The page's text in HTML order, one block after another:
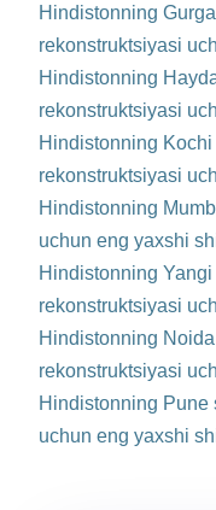
Hindistonning
rekonstruktsiyasi
Hindistonning
rekonstruktsiyasi
Hindistonning
rekonstruktsiyasi
Hindistonning
uchun eng yaxshi
Hindistonning
rekonstruktsiyasi
Hindistonning
rekonstruktsiyasi
Hindistonning Pune
uchun eng yaxshi